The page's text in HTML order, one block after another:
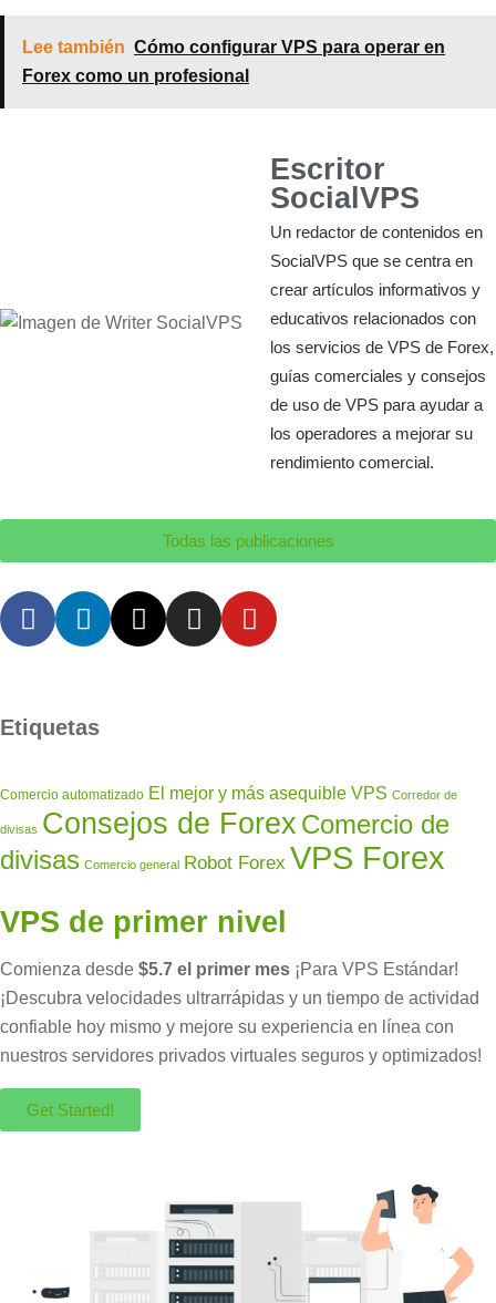
Lee también Cómo configurar VPS para operar en
Forex como un profesional
Escritor
SocialVPS
Un redactor de contenidos en
SocialVPS que se centra en
crear artículos informativos y
educativos relacionados con
los servicios de VPS de Forex,
guías comerciales y consejos
de uso de VPS para ayudar a
los operadores a mejorar su
rendimiento comercial.
Todas las publicaciones
Etiquetas
Comercio automatizado El mejor y más asequible VPS Corredor de
divisas Consejos de Forex Comercio de
divisas Comercio general Robot Forex VPS Forex
VPS de primer nivel
Comienza desde $5.7 el primer mes ¡Para VPS Estándar!
¡Descubra velocidades ultrarrápidas y un tiempo de actividad
confiable hoy mismo y mejore su experiencia en línea con
nuestros servidores privados virtuales seguros y optimizados!
Get Started!